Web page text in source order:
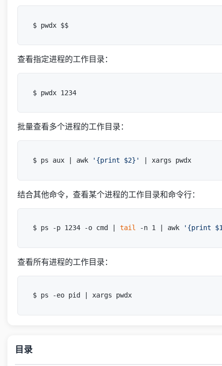
目录
$ pwdx $$
查看指定进程的工作目录：
$ pwdx 1234
批量查看多个进程的工作目录：
$ ps aux | awk '{print $2}' | xargs pwdx
结合其他命令，查看某个进程的工作目录和命令行：
$ ps -p 1234 -o cmd | tail -n 1 | awk '{print
查看所有进程的工作目录：
$ ps -eo pid | xargs pwdx